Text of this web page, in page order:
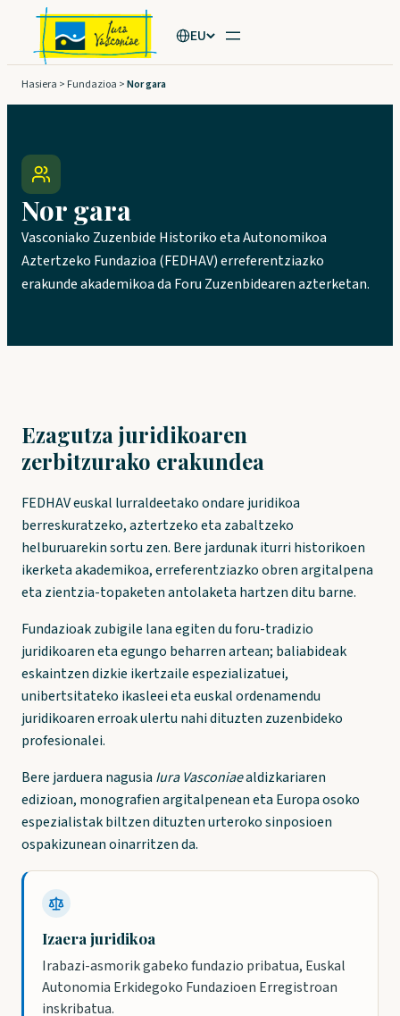
edukira
EU
Hasiera > Fundazioa >Nor gara
Nor gara
Vasconiako Zuzenbide Historiko eta Autonomikoa
Aztertzeko Fundazioa (FEDHAV) erreferentziazko
erakunde akademikoa da Foru Zuzenbidearen azterketan.
Ezagutza juridikoaren
zerbitzurako erakundea
FEDHAV euskal lurraldeetako ondare juridikoa
berreskuratzeko, aztertzeko eta zabaltzeko
helburuarekin sortu zen. Bere jardunak iturri historikoen
ikerketa akademikoa, erreferentziazko obren argitalpena
eta zientzia-topaketen antolaketa hartzen ditu barne.
Fundazioak zubigile lana egiten du foru-tradizio
juridikoaren eta egungo beharren artean; baliabideak
eskaintzen dizkie ikertzaile espezializatuei,
unibertsitateko ikasleei eta euskal ordenamendu
juridikoaren erroak ulertu nahi dituzten zuzenbideko
profesionalei.
Bere jarduera nagusia Iura Vasconiaealdizkariaren
edizioan, monografien argitalpenean eta Europa osoko
espezialistak biltzen dituzten urteroko sinposioen
ospakizunean oinarritzen da.
Izaera juridikoa
Irabazi-asmorik gabeko fundazio pribatua, Euskal
Autonomia Erkidegoko Fundazioen Erregistroan
inskribatua.